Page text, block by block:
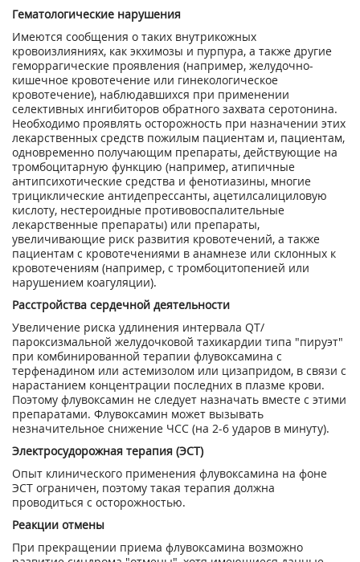
Гематологические нарушения
Имеются сообщения о таких внутрикожных
кровоизлияниях, как экхимозы и пурпура, а также другие
геморрагические проявления (например, желудочно-
кишечное кровотечение или гинекологическое
кровотечение), наблюдавшихся при применении
селективных ингибиторов обратного захвата серотонина.
Необходимо проявлять осторожность при назначении этих
лекарственных средств пожилым пациентам и, пациентам,
одновременно получающим препараты, действующие на
тромбоцитарную функцию (например, атипичные
антипсихотические средства и фенотиазины, многие
трициклические антидепрессанты, ацетилсалициловую
кислоту, нестероидные противовоспалительные
лекарственные препараты) или препараты,
увеличивающие риск развития кровотечений, а также
пациентам с кровотечениями в анамнезе или склонных к
кровотечениям (например, с тромбоцитопенией или
нарушением коагуляции).
Расстройства сердечной деятельности
Увеличение риска удлинения интервала QT/
пароксизмальной желудочковой тахикардии типа "пируэт"
при комбинированной терапии флувоксамина с
терфенадином или астемизолом или цизапридом, в связи с
нарастанием концентрации последних в плазме крови.
Поэтому флувоксамин не следует назначать вместе с этими
препаратами. Флувоксамин может вызывать
незначительное снижение ЧСС (на 2-6 ударов в минуту).
Электросудорожная терапия (ЭСТ)
Опыт клинического применения флувоксамина на фоне
ЭСТ ограничен, поэтому такая терапия должна
проводиться с осторожностью.
Реакции отмены
При прекращении приема флувоксамина возможно